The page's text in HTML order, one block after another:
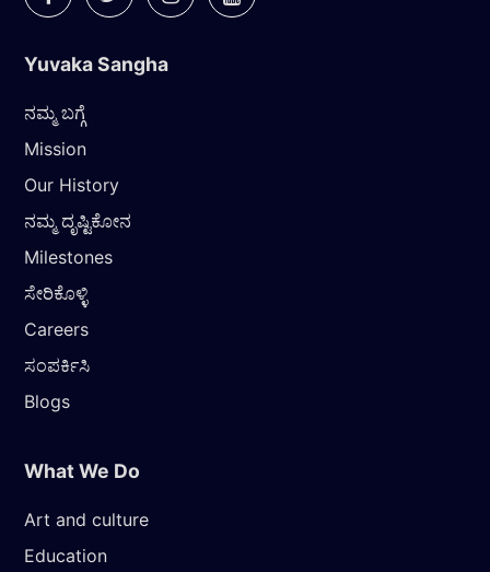
Yuvaka Sangha
ನಮ್ಮ ಬಗ್ಗೆ
Mission
Our History
ನಮ್ಮ ದೃಷ್ಟಿಕೋನ
Milestones
ಸೇರಿಕೊಳ್ಳಿ
Careers
ಸಂಪರ್ಕಿಸಿ
Blogs
What We Do
Art and culture
Education